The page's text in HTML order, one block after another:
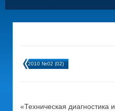
2010 №02 (02)
«Техническая диагностика и